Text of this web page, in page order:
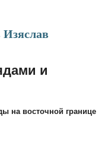
Изяслав
и
на восточной границе